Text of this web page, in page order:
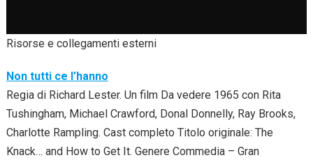
Risorse e collegamenti esterni
Non tutti ce l’hanno
Regia di Richard Lester. Un film Da vedere 1965 con Rita
Tushingham, Michael Crawford, Donal Donnelly, Ray Brooks,
Charlotte Rampling. Cast completo Titolo originale: The
Knack… and How to Get It. Genere Commedia – Gran